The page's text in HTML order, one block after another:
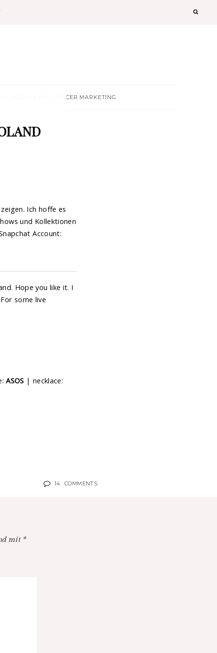
MEDIA & INFLUENCER MARKETING
Ich hoffe es
und Kollektionen
Account:
Hope you like it. I
some live
ASOS | necklace:
14 COMMENTS
mit *